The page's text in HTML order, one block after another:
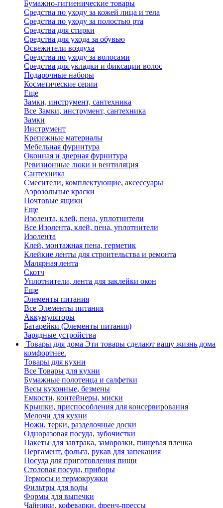
Бумажно-гигиенические товары
Средства по уходу за кожей лица и тела
Средства по уходу за полостью рта
Средства для стирки
Средства для ухода за обувью
Освежители воздуха
Средства по уходу за волосами
Средства для укладки и фиксации волос
Подарочные наборы
Косметические серии
Еще
Замки, инструмент, сантехника
Все Замки, инструмент, сантехника
Замки
Инструмент
Крепежные материалы
Мебельная фурнитура
Оконная и дверная фурнитура
Ревизионные люки и вентиляция
Сантехника
Смесители, комплектующие, аксессуары
Аэрозольные краски
Почтовые ящики
Еще
Изолента, клей, пена, уплотнители
Все Изолента, клей, пена, уплотнители
Изолента
Клей, монтажная пена, герметик
Клейкие ленты для строительства и ремонта
Малярная лента
Скотч
Уплотнители, лента для заклейки окон
Еще
Элементы питания
Все Элементы питания
Аккумуляторы
Батарейки (Элементы питания)
Зарядные устройства
Товары для дома Эти товары сделают вашу жизнь дома
комфортнее.
Товары для кухни
Все Товары для кухни
Бумажные полотенца и салфетки
Весы кухонные, безмены
Емкости, контейнеры, миски
Крышки, приспособления для консервирования
Мелочи для кухни
Ножи, терки, разделочные доски
Одноразовая посуда, зубочистки
Пакеты для завтрака, заморозки, пищевая пленка
Пергамент, фольга, рукав для запекания
Посуда для приготовления пищи
Столовая посуда, приборы
Термосы и термокружки
Фильтры для воды
Формы для выпечки
Чайники, кофеварки, френч-прессы